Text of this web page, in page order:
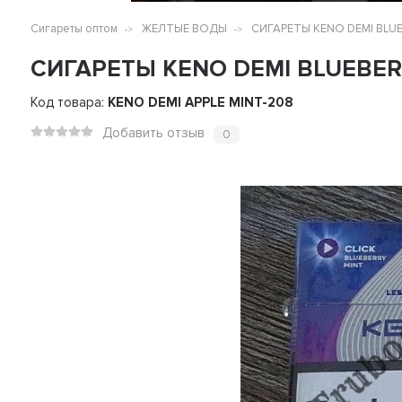
Сигареты оптом ЖЕЛТЫЕ ВОДЫ СИГАРЕТЫ KENO DEMI
СИГАРЕТЫ KENO DEMI
Код товара: KENO DEMI APPLE MINT-208
Добавить отзыв
0